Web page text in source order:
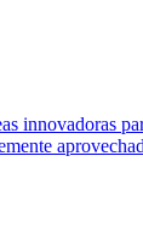
innovadoras